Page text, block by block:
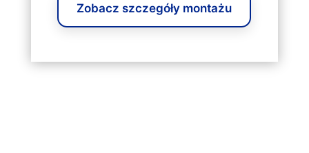
Zobacz szczegóły montażu